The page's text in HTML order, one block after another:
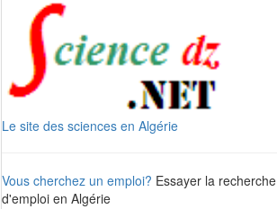
Le site des sciences en Algérie
Vous cherchez un emploi? Essayer la recherche
d'emploi en Algérie